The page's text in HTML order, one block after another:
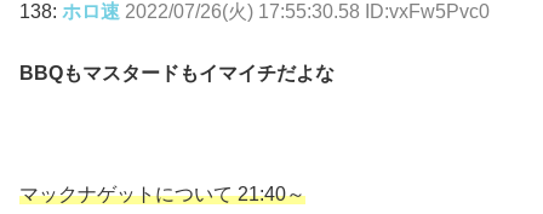
138: ホロ速 2022/07/26(火) 17:55:30.58 ID:vxFw5Pvc0
BBQもマスタードもイマイチだよな
マックナゲットについて 21:40～